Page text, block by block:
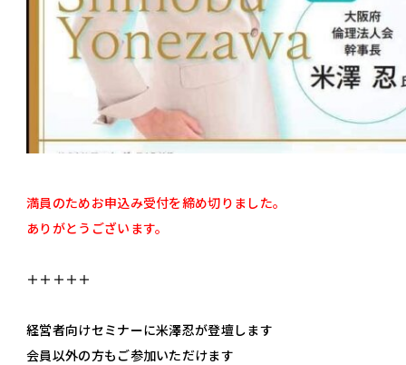
満員のためお申込み受付を締め切りました。
ありがとうございます。
＋＋＋＋＋
経営者向けセミナーに米澤忍が登壇します
会員以外の方もご参加いただけます